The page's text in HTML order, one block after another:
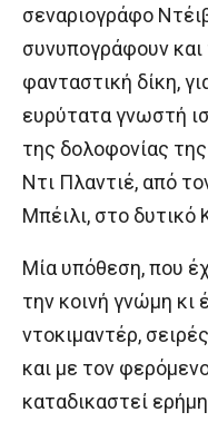
σεναριογράφο
συνυπογράφουν και
φανταστική δίκη,
ευρύτατα γνωστή
της δολοφονίας
Ντι Πλαντιέ, από
Μπέιλι, στο δυτικό
Μία υπόθεση, που
την κοινή γνώμη κι
ντοκιμαντέρ,
και με τον
καταδικαστεί